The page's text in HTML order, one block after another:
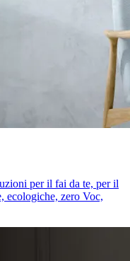
per il fai da te, per il
ecologiche, zero Voc,